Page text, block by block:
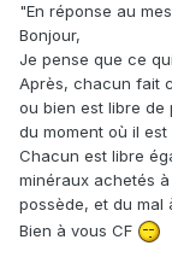
"En réponse au
Bonjour,
Je pense que ce
Après, chacun fait
ou bien est libre de
du moment où il
Chacun est libre
minéraux achetés
possède, et du mal
Bien à vous CF